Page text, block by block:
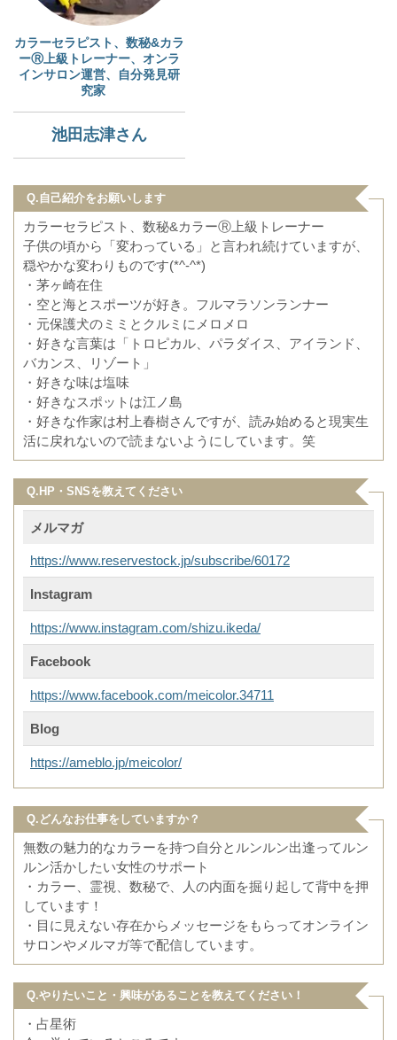
カラーセラピスト、数秘&カラ
ーⓇ上級トレーナー、オンラ
インサロン運営、自分発見研
究家
池田志津さん
Q.自己紹介をお願いします
カラーセラピスト、数秘&カラーⓇ上級トレーナー
子供の頃から「変わっている」と言われ続けていますが、
穏やかな変わりものです(*^-^*)
・茅ヶ崎在住
・空と海とスポーツが好き。フルマラソンランナー
・元保護犬のミミとクルミにメロメロ
・好きな言葉は「トロピカル、パラダイス、アイランド、
バカンス、リゾート」
・好きな味は塩味
・好きなスポットは江ノ島
・好きな作家は村上春樹さんですが、読み始めると現実生
活に戻れないので読まないようにしています。笑
Q.HP・SNSを教えてください
メルマガ
https://www.reservestock.jp/subscribe/60172
Instagram
https://www.instagram.com/shizu.ikeda/
Facebook
https://www.facebook.com/meicolor.34711
Blog
https://ameblo.jp/meicolor/
Q.どんなお仕事をしていますか？
無数の魅力的なカラーを持つ自分とルンルン出逢ってルン
ルン活かしたい女性のサポート
・カラー、霊視、数秘で、人の内面を掘り起して背中を押
しています！
・目に見えない存在からメッセージをもらってオンライン
サロンやメルマガ等で配信しています。
Q.やりたいこと・興味があることを教えてください！
・占星術